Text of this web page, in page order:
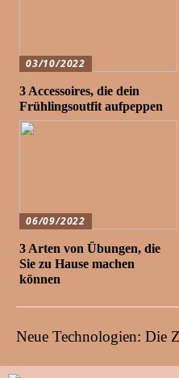
03/10/2022
3 Accessoires, die dein
Frühlingsoutfit aufpeppen
06/09/2022
3 Arten von Übungen, die
Sie zu Hause machen
können
Neue Technologien: Die